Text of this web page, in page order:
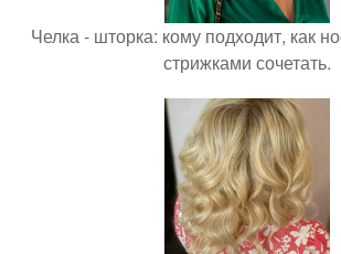
Челка - шторка: кому подходит, как
стрижками сочетать.